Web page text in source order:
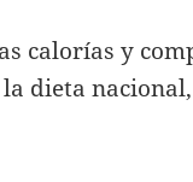
calorías y
dieta